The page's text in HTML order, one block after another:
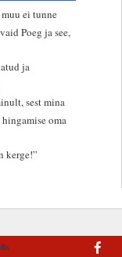
ei tunne
Poeg ja see,
ja
sest mina
oma
kerge!”